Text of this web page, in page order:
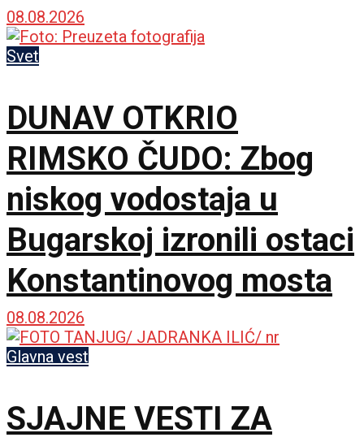
vode
08.08.2026
Svet
DUNAV OTKRIO
RIMSKO ČUDO: Zbog
niskog vodostaja u
Bugarskoj izronili ostaci
Konstantinovog mosta
08.08.2026
Glavna vest
SJAJNE VESTI ZA